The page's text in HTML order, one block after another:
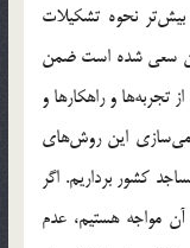
نحوه تشكيلات
آن سعي شده است ضمن
تجربه‌ها و راهكارها و
اين روش‌هاي
كشور برداريم. اگر
مواجه هستيم، عدم